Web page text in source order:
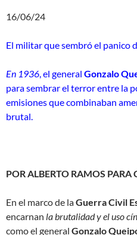
16/06/24
El militar que sembró el panico
En 1936 , el general Gonzalo
para sembrar el terror entre la
emisiones que combinaban
brutal.
POR ALBERTO RAMOS
En el marco de laGuerra Civil
encarnan la brutalidad y el uso
como el general Gonzalo